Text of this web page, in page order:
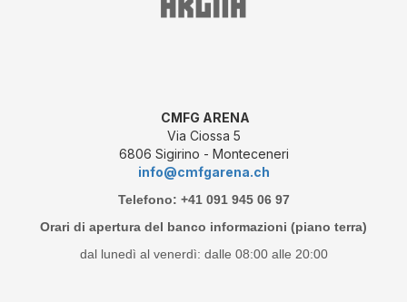
CMFG ARENA
Via Ciossa 5
6806 Sigirino - Monteceneri
info@cmfgarena.ch
Telefono: +41 091 945 06 97
Orari di apertura del banco informazioni (piano terra)
dal lunedì al venerdì: dalle 08:00 alle 20:00